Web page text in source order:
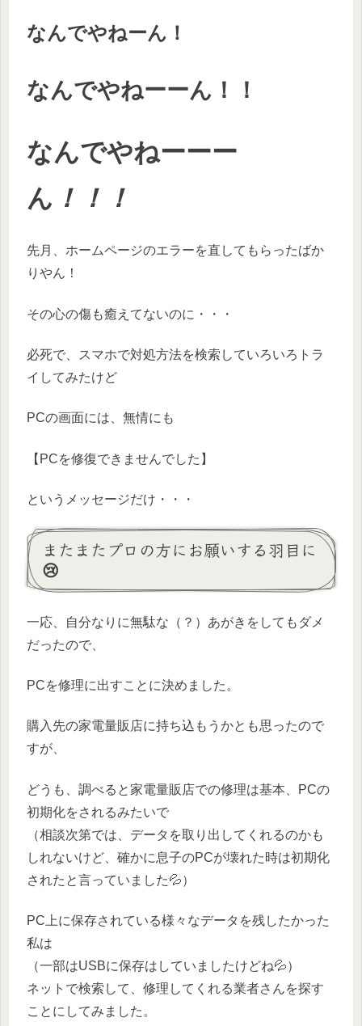
なんでやねーん！
なんでやねーーん！！
なんでやねーーー
ん ！！！
先月、ホームページのエラーを直してもらったばか
りやん！
その心の傷も癒えてないのに・・・
必死で、スマホで対処方法を検索していろいろトラ
イしてみたけど
PCの画面には、無情にも
【PCを修復できませんでした】
というメッセージだけ・・・
またまたプロの方にお願いする羽目に
😢
一応、自分なりに無駄な（？）あがきをしてもダメ
だったので、
PCを修理に出すことに決めました。
購入先の家電量販店に持ち込もうかとも思ったので
すが、
どうも、調べると家電量販店での修理は基本、PCの
初期化をされるみたいで
（相談次第では、データを取り出してくれるのかも
しれないけど、確かに息子のPCが壊れた時は初期化
されたと言っていました💦）
PC上に保存されている様々なデータを残したかった
私は
（一部はUSBに保存はしていましたけどね💦）
ネットで検索して、修理してくれる業者さんを探す
ことにしてみました。